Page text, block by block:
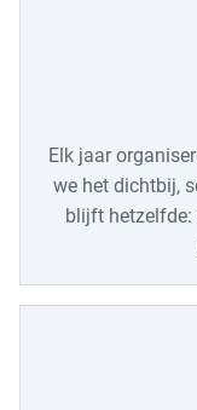
Elk jaar
we het dichtbij,
blijft hetzelfde: